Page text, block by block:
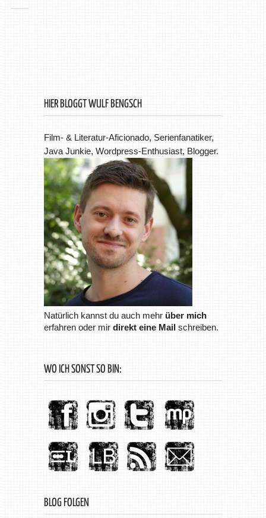
HIER BLOGGT WULF BENGSCH
Film- & Literatur-Aficionado, Serienfanatiker,
Java Junkie, Wordpress-Enthusiast, Blogger.
Natürlich kannst du auch mehr über mich
erfahren oder mir direkt eine Mailschreiben.
WO ICH SONST SO BIN:
BLOG FOLGEN